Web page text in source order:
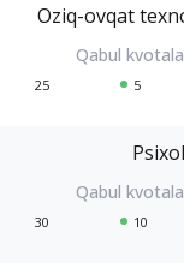
Oziq-ovqat
25 5
30 10